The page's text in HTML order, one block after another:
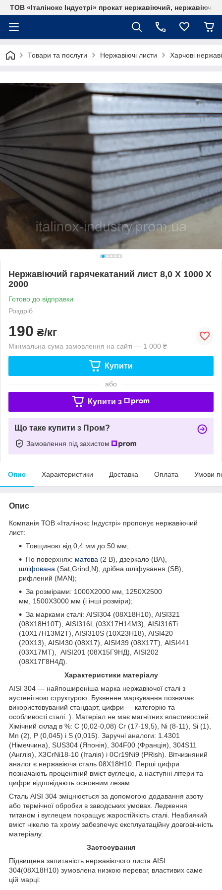
ТОВ «Італінокс Індустрі» прокат нержавіючий, нержавіюча
Товари та послуги Нержавіючі листи Харчові
Нержавіючий гарячекатаний лист 8,0 Х 1000 Х
2000
Готово до відправки
Роздріб
190 ₴/кг
Мінімальна сума замовлення на сайті — 1 000 ₴
Купити
або
Купити з
Що таке купити з Пром?
Замовлення під захистом
Опис Характеристики Доставка Оплата Умови
Опис
Компанія ТОВ «Італінокс Індустрі» пропонує нержавіючий
лист:
Товщиною від 0,4 мм до 50 мм;
По поверхнях: матова (2 В), дзеркало (ВА),
шліфована (Sat,Grind,N), дрібна шліфування (SB),
рифлений (MAN);
За розмірами: 1000Х2000 мм, 1250Х2500
мм, 1500Х3000 мм (і інші розміри);
За марками сталі: AISI304 (08Х18Н10), AISI321
(08Х18Н10Т), AISI316L (03Х17Н14М3), AISI316Ti
(10Х17Н13М2T), AISI310S (10Х23Н18), AISI420
(20Х13), AISI430 (08Х17), AISI439 (08Х17Т), AISI441
(03Х17МТ), AISI201 (08Х15Г9НД), AISI202
(08Х17Г8Н4Д).
Характеристики матеріалу
AISI 304 — найпоширеніша марка нержавіючої сталі з
аустенітною структурою. Буквенне маркування позначає
використовуваний стандарт, цифри — категорію та
особливості сталі. ). Матеріал не має магнітних властивостей.
Хімічний склад в %: C (0,02-0,08) Cr (17-19,5), Ni (8-11), Si (1),
Mn (2), P (0,045) і S (0,015). Заручні аналоги: 1.4301
(Німеччина), SUS304 (Японія), 304F00 (Франція), 304S11
(Англія), X3CrNi18-10 (Італія) і 0Cr19Ni9 (PRish). Вітчизняний
аналог є нержавіюча сталь 08Х18Н10. Перші цифри
позначають процентний вміст вуглецю, а наступні літери та
цифри відповідають основним лезам.
Сталь AISI 304 зміцнюється за допомогою додавання азоту
або термічної обробки в заводських умовах. Ледження
титаном і вуглецем покращує жаростійкість сталі. Неабиякий
вміст нікелю та хрому забезпечує експлуатаційну довговічність
матеріалу.
Застосування
Підвищена запитаність нержавіючого листа AISI
304(08Х18Н10) зумовлена низкою переваг, властивих саме
цій марці: